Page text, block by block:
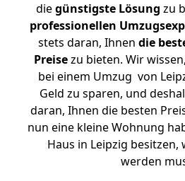
diegünstigste Lösung zu
professionellen
stets daran, Ihnen die
Preisezu bieten. Wir
bei einem Umzug von
Geld zu sparen, und
daran, Ihnen die besten
nun eine kleine Wohnung
Haus in Leipzig besitzen,
werden